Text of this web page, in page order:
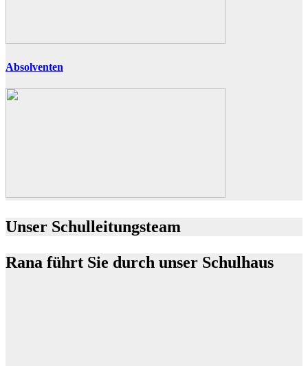
Absolventen
Unser Schulleitungsteam
Rana führt Sie durch unser Schulhaus